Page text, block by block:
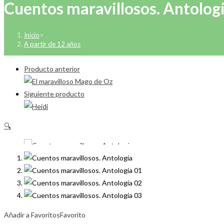
Cuentos maravillosos.
Inicio>
A partir de 12 años
Producto anterior
Siguiente producto
🔍
Añadir a FavoritosFavorito